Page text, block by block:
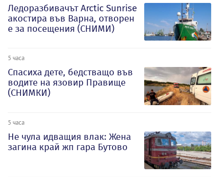
Ледоразбивачът Arctic Sunrise
акостира във Варна, отворен
е за посещения (СНИМИ)
5 часа
Спасиха дете, бедстващо във
водите на язовир Правище
(СНИМКИ)
5 часа
Не чула идващия влак: Жена
загина край жп гара Бутово